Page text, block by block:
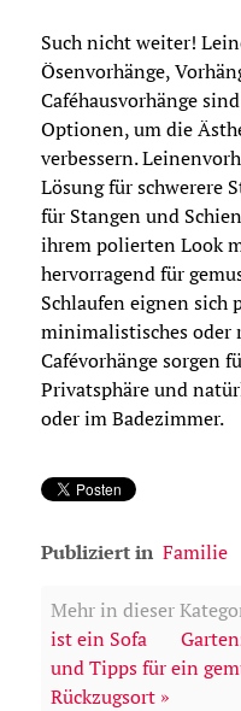
Such nicht weiter!
Ösenvorhänge,
Caféhausvorhänge
Optionen, um die
verbessern.
Lösung für schwerere
für Stangen und
ihrem polierten Look
hervorragend für
Schlaufen eignen sich
minimalistisches oder
Cafévorhänge sorgen
Privatsphäre und
oder im Badezimmer.
Publiziert in Familie
Mehr in dieser
ist ein Sofa
und Tipps für ein
Rückzugsort »